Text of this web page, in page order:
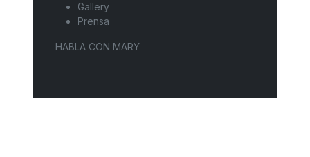
Gallery
Prensa
HABLA CON MARY